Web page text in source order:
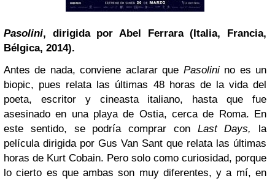
Pasolini, dirigida por Abel Ferrara (Italia, Francia,
Bélgica, 2014).
Antes de nada, conviene aclarar que Pasolinino es un
biopic, pues relata las últimas 48 horas de la vida del
poeta, escritor y cineasta italiano, hasta que fue
asesinado en una playa de Ostia, cerca de Roma. En
este sentido, se podría comprar con Last Days,
la
película dirigida por Gus Van Sant que relata las últimas
horas de Kurt Cobain. Pero solo como curiosidad, porque
lo cierto es que ambas son muy diferentes, y a mí, en